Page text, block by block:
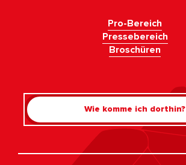
Rechercher
Pro-Bereich
Pressebereich
Broschüren
Wie komme ich dorthin?